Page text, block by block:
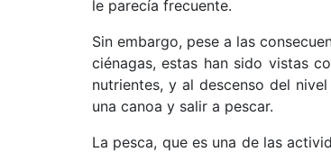
le parecía frecuente.
Sin embargo, pese a las
ciénagas, estas han sido vistas
nutrientes, y al descenso del
una canoa y salir a pescar.
La pesca, que es una de las